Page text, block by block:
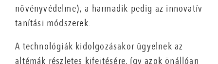
növényvédelme); a harmadik pedig az innovatív
tanítási módszerek.
A technológiák kidolgozásakor ügyelnek az
altémák részletes kifejtésére, így azok önállóan